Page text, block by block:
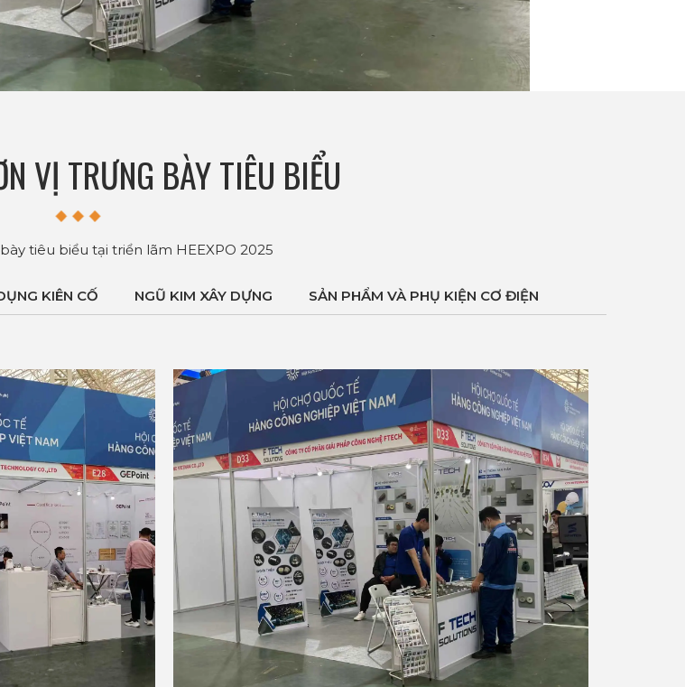
VỊ TRƯNG BÀY TIÊU BIỂU
tiêu biểu tại triển lãm HEEXPO 2025
KIÊN CỐ NGŨ KIM XÂY DỰNG SẢN PHẨM VÀ PHỤ KIỆN CƠ ĐIỆN